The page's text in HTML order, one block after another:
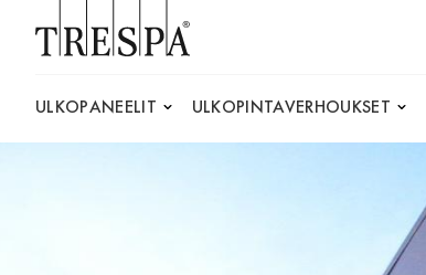
ULKOPANEELIT ULKOPINTAVERHOUKSET